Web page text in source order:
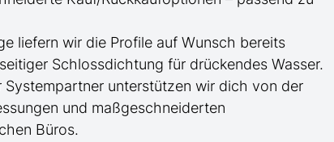
liefern wir die Profile auf Wunsch bereits
Schlossdichtung für drückendes Wasser.
Systempartner unterstützen wir dich von der
und maßgeschneiderten
Büros.